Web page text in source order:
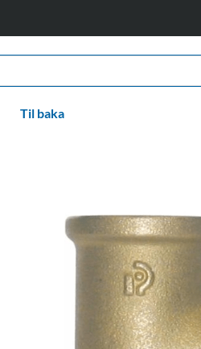
Til baka